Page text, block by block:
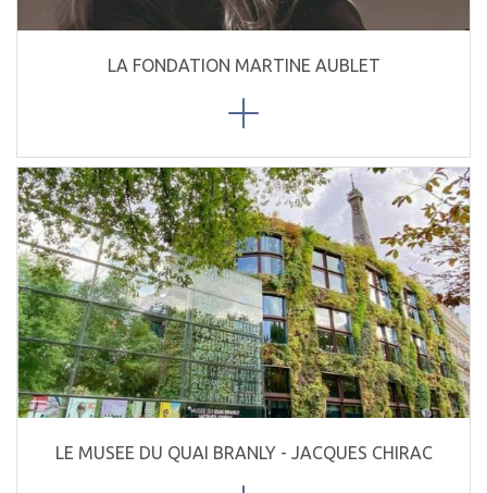
LA FONDATION MARTINE AUBLET
LE MUSEE DU QUAI BRANLY - JACQUES CHIRAC